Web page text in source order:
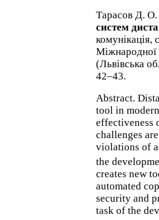
Тарасов Д. О.
систем
комунікація,
Міжнародної
(Львівська
42–43.
Abstract.
tool in
effectiveness
challenges
violations of
the
creates new
automated
security and
task of the